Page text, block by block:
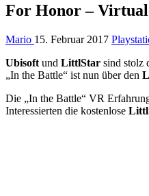
For Honor –
Mario 15. Februar 2017
Ubisoft und LittlStar sind stolz
„In the Battle“ ist nun über den
Die „In the Battle“ VR
Interessierten die kostenlose